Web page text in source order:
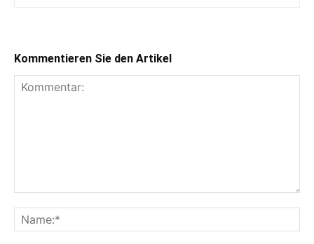
Kommentieren Sie den Artikel